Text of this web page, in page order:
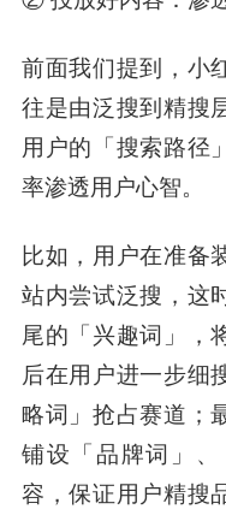
前面我们提到，小
往是由泛搜到精搜
用户的「搜索路径
率渗透用户心智。
比如，用户在准备
站内尝试泛搜，这
尾的「兴趣词」，
后在用户进一步细
略词」抢占赛道；
铺设「品牌词」
容，保证用户精搜